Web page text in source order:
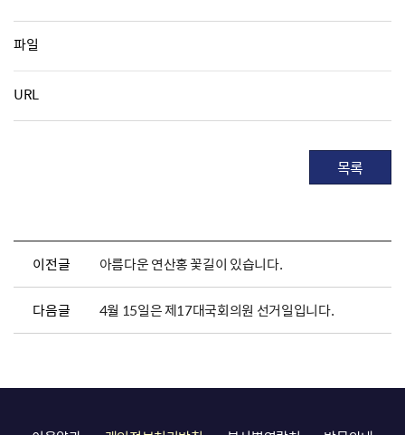
파일
URL
목록
이전글 아름다운 연산홍 꽃길이 있습니다.
다음글 4월 15일은 제17대국회의원 선거일입니다.